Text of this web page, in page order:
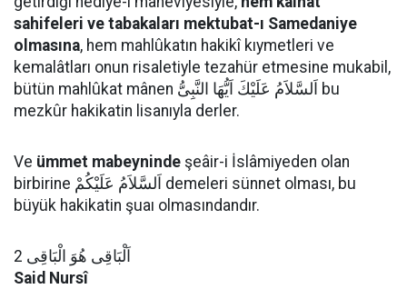
sahifeleri ve tabakaları mektubat-ı Samedaniye
olmasına, hem mahlûkatın hakikî kıymetleri ve
kemalâtları onun risaletiyle tezahür etmesine mukabil,
bütün mahlûkat mânen اَلسَّلاَمُ عَلَيْكَ اَيُّهَا النَّبِىُّ bu
mezkûr hakikatin lisanıyla derler.
Ve ümmet mabeyninde şeâir-i İslâmiyeden olan
birbirine اَلسَّلاَمُ عَلَيْكُمْ demeleri sünnet olması, bu
büyük hakikatin şuaı olmasındandır.
اَلْبَاقِى هُوَ الْبَاقِى 2
Said Nursî